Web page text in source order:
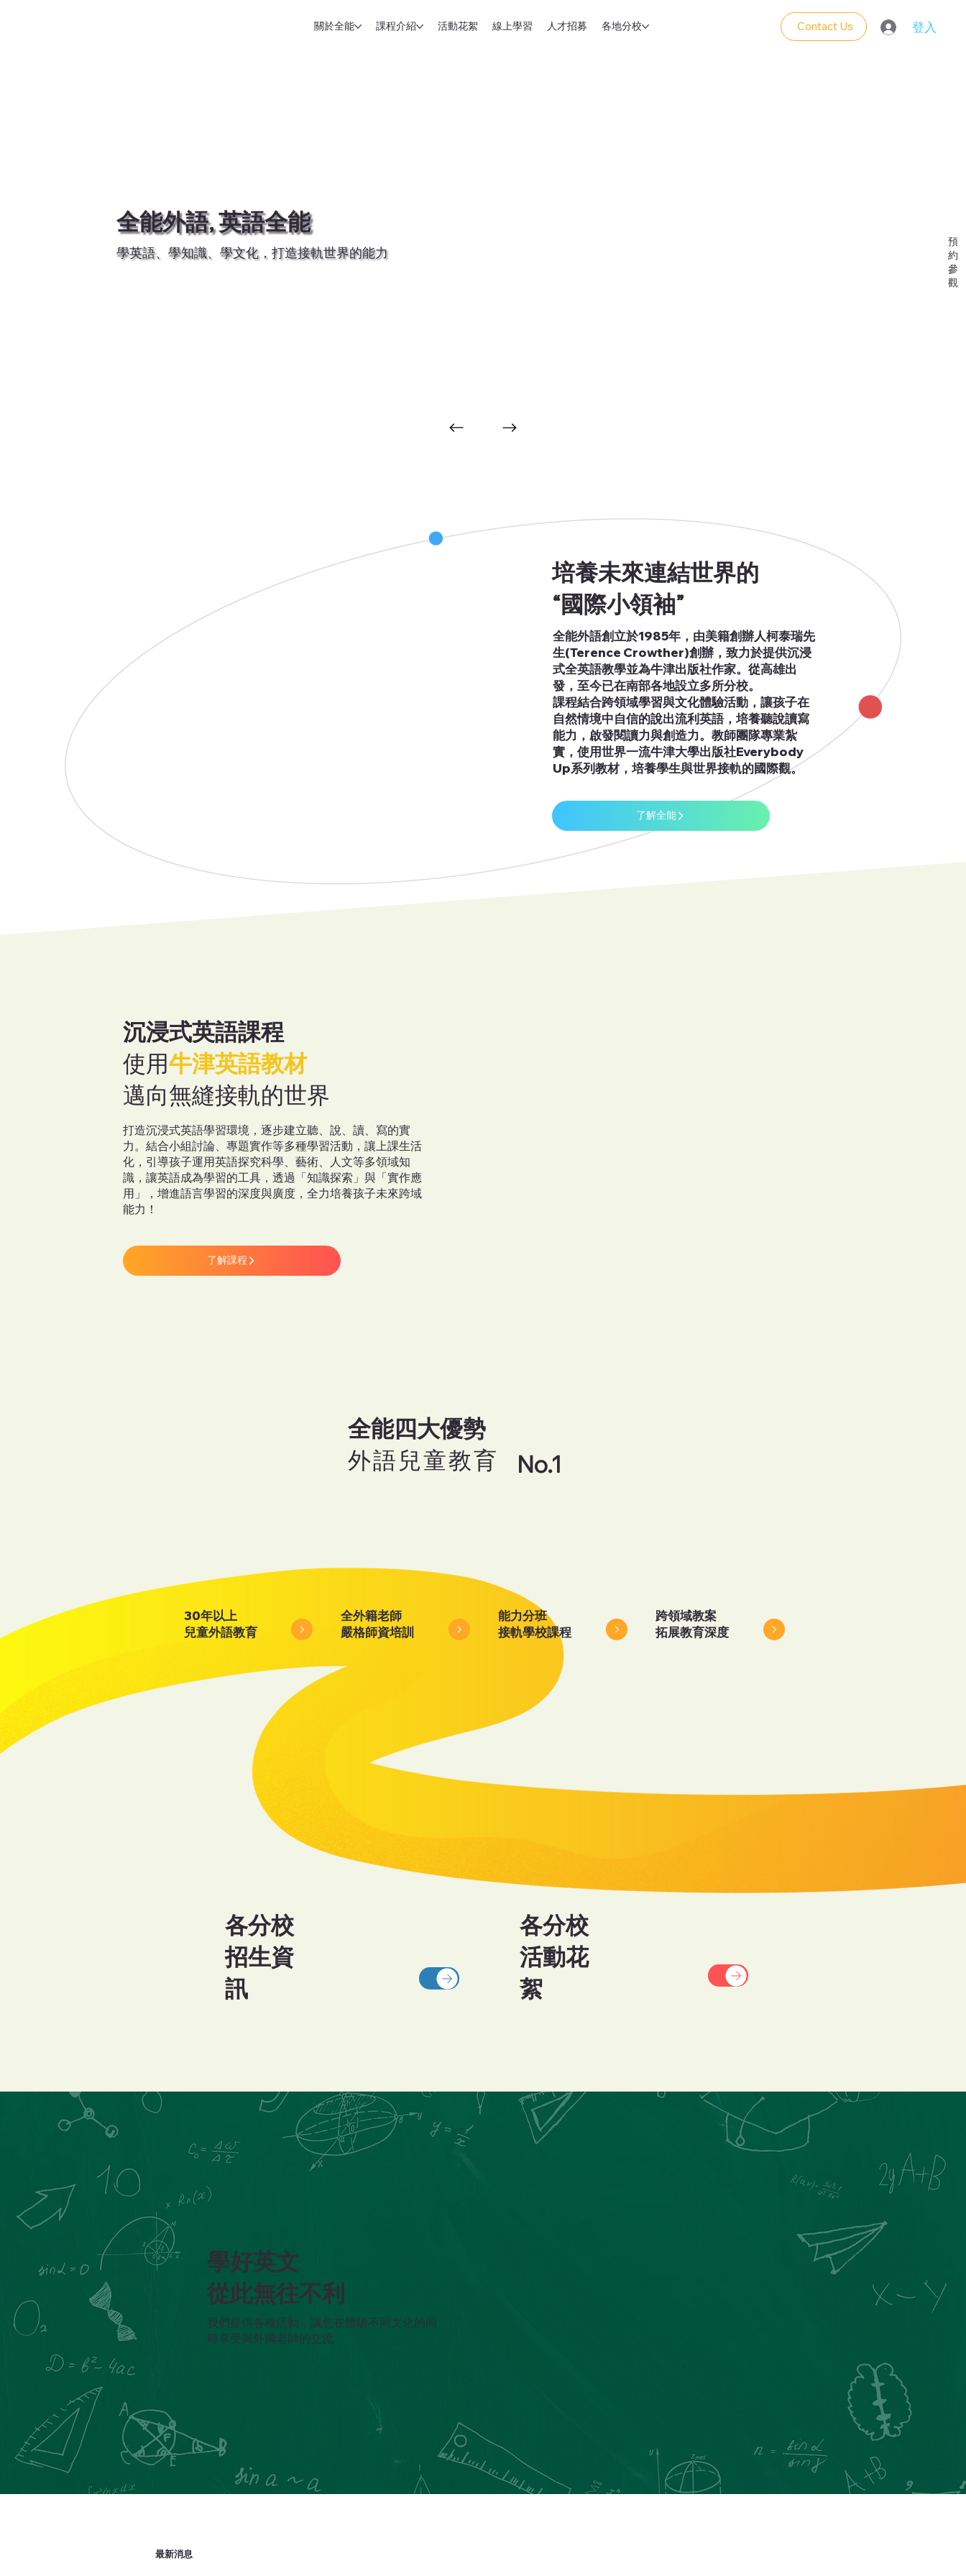
關於全能 課程介紹 活動花絮 線上學習 人才招募 各地分校 Contact Us 登入
全能外語, 英語全能
學英語、學知識、學文化，打造接軌世界的能力
培養未來連結世界的
“國際小領袖”
全能外語創立於1985年，由美籍創辦人柯泰瑞先
生(Terence Crowther)創辦，致力於提供沉浸
式全英語教學並為牛津出版社作家。從高雄出
發，至今已在南部各地設立多所分校。
課程結合跨領域學習與文化體驗活動，讓孩子在
自然情境中自信的說出流利英語，培養聽說讀寫
能力，啟發閱讀力與創造力。教師團隊專業紮
實，使用世界一流牛津大學出版社Everybody
Up系列教材，培養學生與世界接軌的國際觀。
了解全能
沉浸式英語課程
使用牛津英語教材
邁向無縫接軌的世界
打造沉浸式英語學習環境，逐步建立聽、說、讀、寫的實
力。結合小組討論、專題實作等多種學習活動，讓上課生活
化，引導孩子運用英語探究科學、藝術、人文等多領域知
識，讓英語成為學習的工具，透過「知識探索」與「實作應
用」，增進語言學習的深度與廣度，全力培養孩子未來跨域
能力！
了解課程
30年以上
​兒童外語教育
全外籍老師
​嚴格師資培訓
能力分班
​接軌學校課程
跨領域教案
​拓展教育深度
全能四大優勢
外語兒童教育
No.1
各分校
​招生資
訊
各分校
活動花
絮
學好英文
從此無往不利
我們提供各種活動，讓您在體驗不同文化的同
時享受與外國老師的交流
最新消息
預
約
參
觀